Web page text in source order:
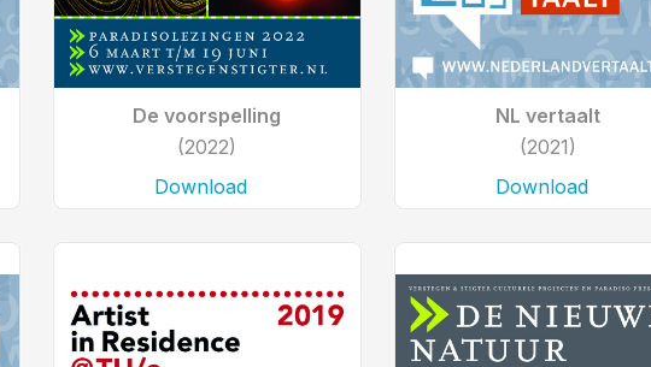
De voorspelling
(2022)
Download
NL vertaalt
(2021)
Download